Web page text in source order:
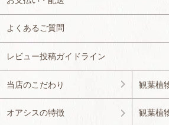
よくあるご質問
レビュー投稿ガイドライン
当店のこだわり
オアシスの特徴
観葉植
観葉植